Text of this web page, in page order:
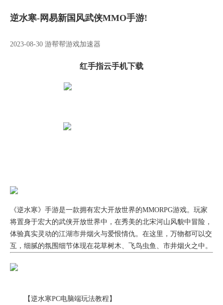
逆水寒-网易新国风武侠MMO手游!
2023-08-30 游帮帮游戏加速器
红手指云手机下载
《逆水寒》手游是一款拥有宏大开放世界的MMORPG游戏。玩家
将置身于宏大的武侠开放世界中，在秀美的北宋河山风貌中冒险，
体验真实灵动的江湖市井烟火与爱恨情仇。在这里，万物都可以交
互，细腻的氛围细节体现在花草树木、飞鸟虫鱼、市井烟火之中。
【逆水寒PC电脑端玩法教程】